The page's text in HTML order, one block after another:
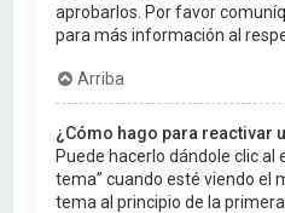
aprobarlos. Por favor
para más información al
Arriba
¿Cómo hago para reactivar
Puede hacerlo dándole clic al
tema” cuando esté viendo el
tema al principio de la